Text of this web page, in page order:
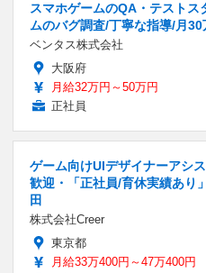
スマホゲームのQA・テスト
ムのバグ調査/丁寧な指導/月30
ベンタス株式会社
大阪府
月給32万円～50万円
正社員
ゲーム向けUIデザイナーアシ
歓迎・「正社員/育休実績あり
田
株式会社Creer
東京都
月給33万400円～47万400円